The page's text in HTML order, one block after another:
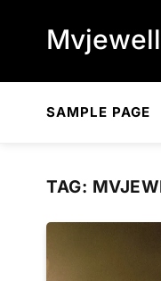
SAMPLE PAGE
TAG: